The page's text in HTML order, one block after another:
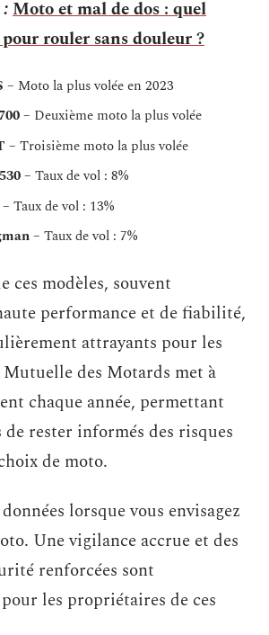
:Moto et mal de dos : quel
rouler sans douleur ?
– Moto la plus volée en 2023
– Deuxième moto la plus volée
– Troisième moto la plus volée
– Taux de vol : 8%
– Taux de vol : 13%
– Taux de vol : 7%
ces modèles, souvent
performance et de fiabilité,
attrayants pour les
des Motards met à
chaque année, permettant
rester informés des risques
de moto.
lorsque vous envisagez
Une vigilance accrue et des
renforcées sont
les propriétaires de ces